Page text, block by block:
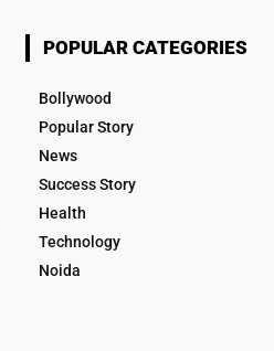
POPULAR CATEGORIES
Bollywood
Popular Story
News
Success Story
Health
Technology
Noida